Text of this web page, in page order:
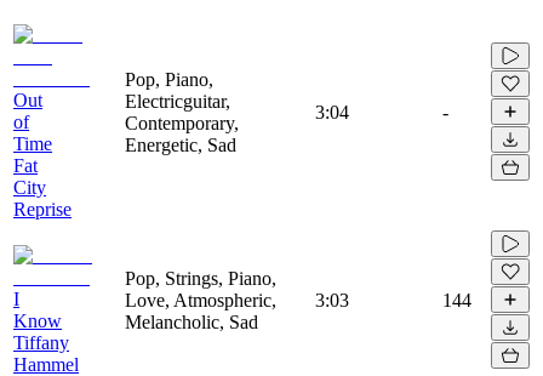
Out
of
Time
Fat
City
Reprise
Pop, Piano,
Electricguitar,
Contemporary,
Energetic, Sad
3:04 -
I
Know
Tiffany
Hammel
Pop, Strings, Piano,
Love, Atmospheric,
Melancholic, Sad
3:03 144